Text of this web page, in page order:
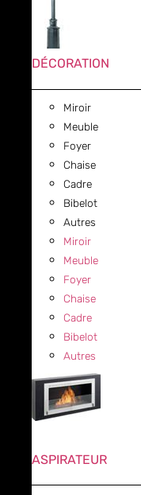
DÉCORATION
Miroir
Meuble
Foyer
Chaise
Cadre
Bibelot
Autres
Miroir
Meuble
Foyer
Chaise
Cadre
Bibelot
Autres
ASPIRATEUR